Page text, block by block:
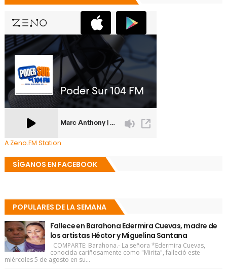
A Zeno.FM Station
SÍGANOS EN FACEBOOK
POPULARES DE LA SEMANA
Fallece en Barahona Edermira Cuevas, madre de
los artistas Héctor y Miguelina Santana
COMPARTE: Barahona.- La señora *Edermira Cuevas,
conocida cariñosamente como "Mirita", falleció este
miércoles 5 de agosto en su...